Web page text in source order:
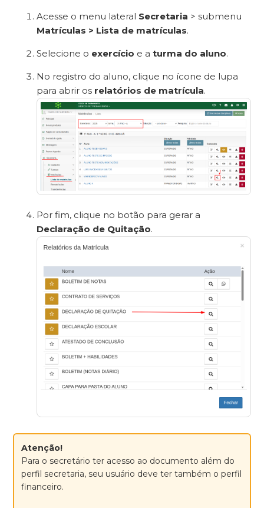
Acesse o menu lateral Secretaria > submenu
Matrículas > Lista de matrículas.
Selecione o exercício e aturma do aluno.
No registro do aluno, clique no ícone de lupa
para abrir os relatórios de matrícula.
Por fim, clique no botão para gerar a
Declaração de Quitação.
Atenção!
Para o secretário ter acesso ao documento além do
perfil secretaria, seu usuário deve ter também o perfil
financeiro.